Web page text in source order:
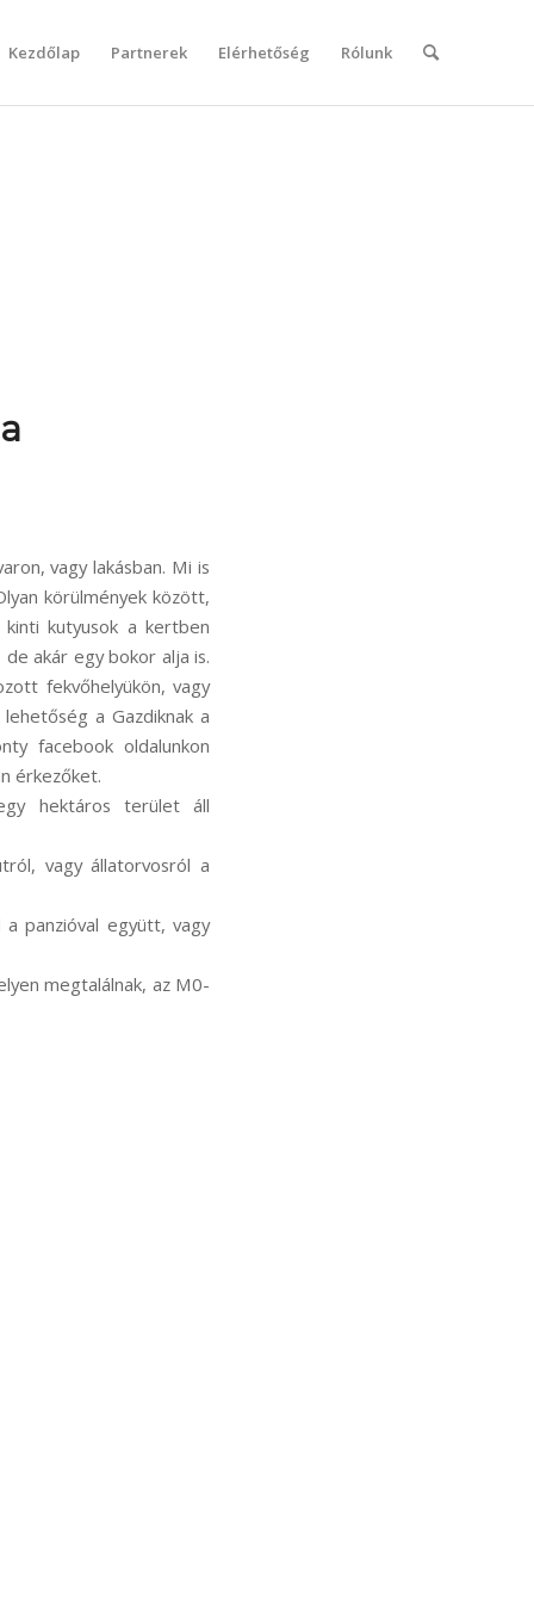
Kezdőlap Partnerek Elérhetőség Rólunk
vagy lakásban. Mi is
körülmények között,
kutyusok a kertben
akár egy bokor alja is.
fekvőhelyükön, vagy
a Gazdiknak a
facebook oldalunkon
érkezőket.
hektáros terület áll
vagy állatorvosról a
panzióval együtt, vagy
megtalálnak, az M0-